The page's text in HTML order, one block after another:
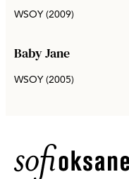
WSOY (2009)
Baby Jane
WSOY (2005)